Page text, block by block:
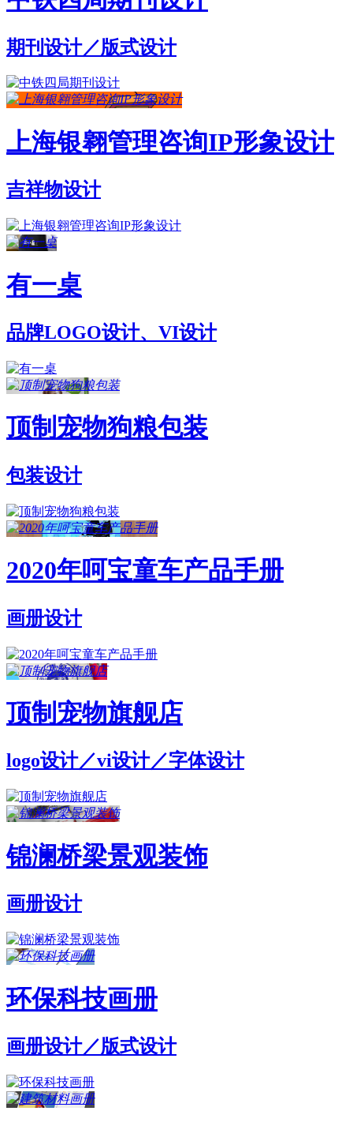
期刊设计／版式设计
上海银翱管理咨询IP形象设计
吉祥物设计
有一桌
品牌LOGO设计、VI设计
顶制宠物狗粮包装
包装设计
2020年呵宝童车产品手册
画册设计
顶制宠物旗舰店
logo设计／vi设计／字体设计
锦澜桥梁景观装饰
画册设计
环保科技画册
画册设计／版式设计